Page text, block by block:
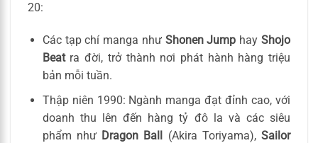
20:
Các tạp chí manga như Shonen Jump hayShojo
Beatra đời, trở thành nơi phát hành hàng triệu
bản mỗi tuần.
Thập niên 1990: Ngành manga đạt đỉnh cao, với
doanh thu lên đến hàng tỷ đô la và các siêu
phẩm như Dragon Ball (Akira Toriyama),Sailor